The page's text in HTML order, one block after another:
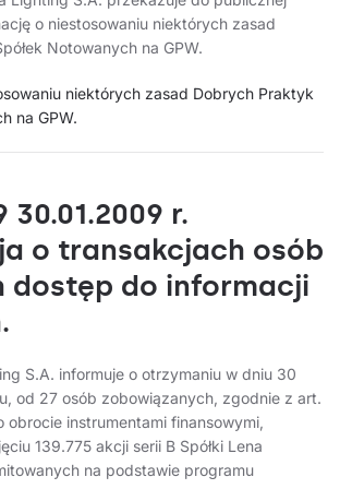
o niestosowaniu niektórych zasad
Notowanych na GPW.
niektórych zasad Dobrych Praktyk
na GPW.
30.01.2009 r.
o transakcjach osób
dostęp do informacji
S.A. informuje o otrzymaniu w dniu 30
od 27 osób zobowiązanych, zgodnie z art.
obrocie instrumentami finansowymi,
139.775 akcji serii B Spółki Lena
na podstawie programu